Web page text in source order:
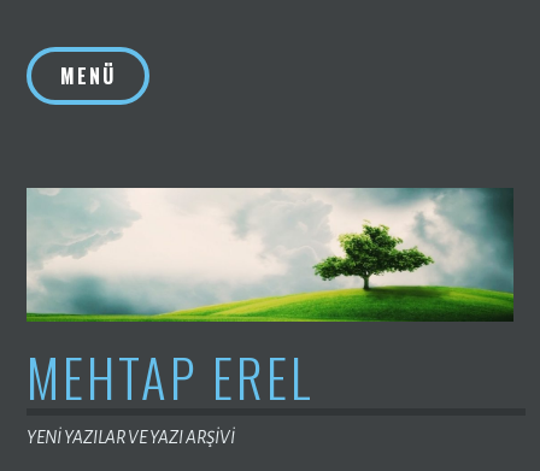
MENÜ
MEHTAP EREL
YENİ YAZILAR VE YAZI ARŞİVİ